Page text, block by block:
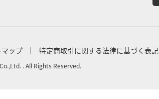
ップ 特定商取引に関する法律に基づく表記
. All Rights Reserved.